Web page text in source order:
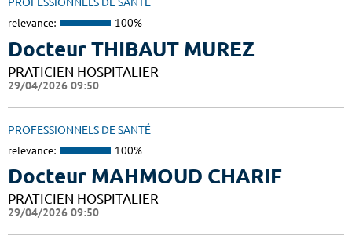
PROFESSIONNELS DE SANTÉ
relevance: 100%
Docteur THIBAUT MUREZ
PRATICIEN HOSPITALIER
29/04/2026 09:50
PROFESSIONNELS DE SANTÉ
relevance: 100%
Docteur MAHMOUD CHARIF
PRATICIEN HOSPITALIER
29/04/2026 09:50